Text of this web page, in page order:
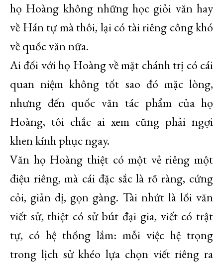
họ Hoàng không những học giỏi văn hay
về Hán tự mà thôi, lại có tài riêng công khó
về quốc văn nữa.
Ai đối với họ Hoàng về mặt chánh trị có cái
quan niệm không tốt sao đó mặc lòng,
nhưng đến quốc văn tác phẩm của họ
Hoàng, tôi chắc ai xem cũng phải ngợi
khen kính phục ngay.
Văn họ Hoàng thiệt có một vẻ riêng một
điệu riêng, mà cái đặc sắc là rõ ràng, cứng
cỏi, giản dị, gọn gàng. Tài nhứt là lối văn
viết sử, thiệt có sử bút đại gia, viết có trật
tự, có hệ thống lắm: mỗi việc hệ trọng
trong lịch sử khéo lựa chọn viết riêng ra